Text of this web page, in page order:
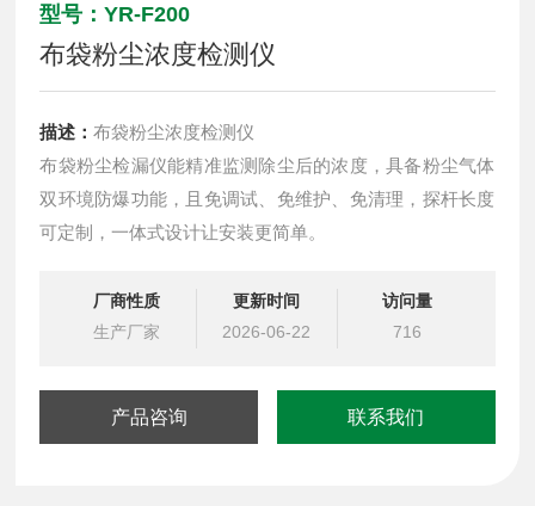
型号：YR-F200
布袋粉尘浓度检测仪
描述：布袋粉尘浓度检测仪
布袋粉尘检漏仪能精准监测除尘后的浓度，具备粉尘气体
双环境防爆功能，且免调试、免维护、免清理，探杆长度
可定制，一体式设计让安装更简单。
厂商性质
生产厂家
更新时间
2026-06-22
访问量
716
产品咨询 联系我们